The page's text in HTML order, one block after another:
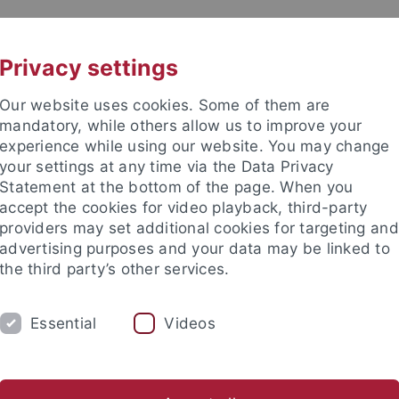
Education
Becker Stephen Bodnar Marcel Capparozza
Tübingen Center for Digital Education
Privacy settings
Our website uses cookies. Some of them are
mandatory, while others allow us to improve your
experience while using our website. You may change
your settings at any time via the Data Privacy
Statement at the bottom of the page. When you
accept the cookies for video playback, third-party
providers may set additional cookies for targeting and
advertising purposes and your data may be linked to
the third party’s other services.
Essential Videos